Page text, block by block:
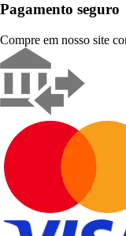
Pagamento seguro
Compre em nosso site